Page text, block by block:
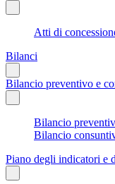
Atti di
Bilanci
Bilancio preventivo e
Bilancio
Bilancio
Piano degli indicatori e